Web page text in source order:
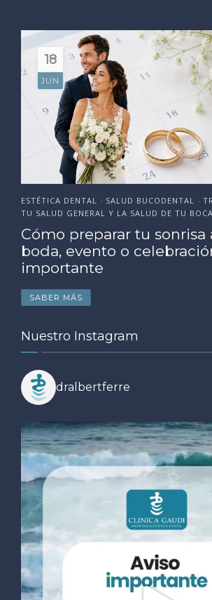
18
JUN
ESTÉTICA DENTAL • SALUD BUCODENTAL •
TU SALUD GENERAL Y LA SALUD DE TU BOCA
Cómo preparar tu sonrisa
boda, evento o
importante
SABER MÁS
Nuestro Instagram
dralbertferre